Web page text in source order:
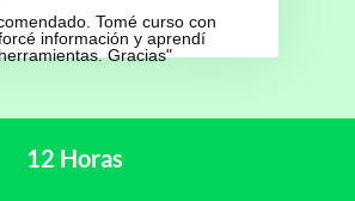
Tomé curso con
información y aprendí
Gracias"
12 Horas